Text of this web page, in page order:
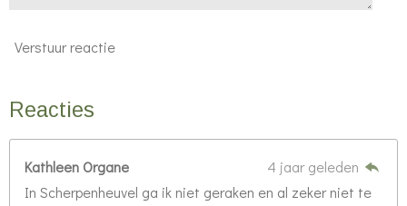
Verstuur reactie
Reacties
Kathleen Organe
4 jaar geleden
In Scherpenheuvel ga ik niet geraken en al zeker niet te